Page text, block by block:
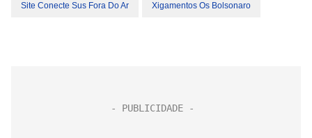
Site Conecte Sus Fora Do Ar Xigamentos Os Bolsonaro